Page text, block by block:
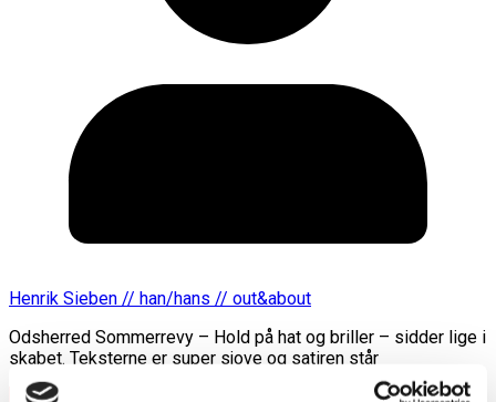
Henrik Sieben // han/hans // out&about
Odsherred Sommerrevy – Hold på hat og briller – sidder lige i
skabet. Teksterne er super sjove og satiren står
Læs mere